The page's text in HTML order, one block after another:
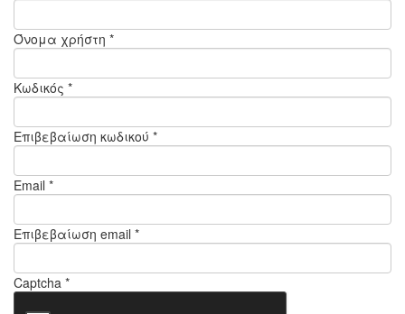
Όνομα χρήστη *
Κωδικός *
Επιβεβαίωση κωδικού *
Email *
Επιβεβαίωση email *
Captcha *